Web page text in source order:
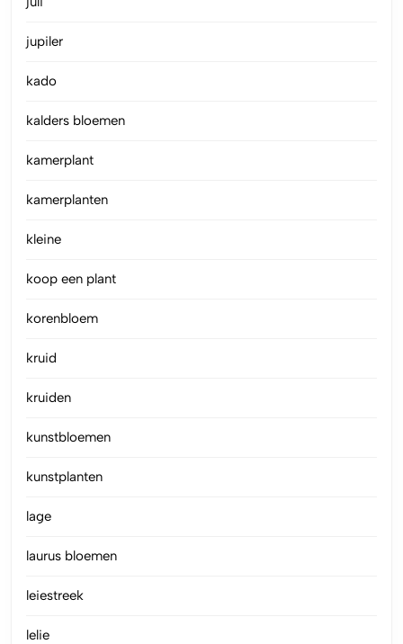
jupiler
kado
kalders bloemen
kamerplant
kamerplanten
kleine
koop een plant
korenbloem
kruid
kruiden
kunstbloemen
kunstplanten
lage
laurus bloemen
leiestreek
lelie